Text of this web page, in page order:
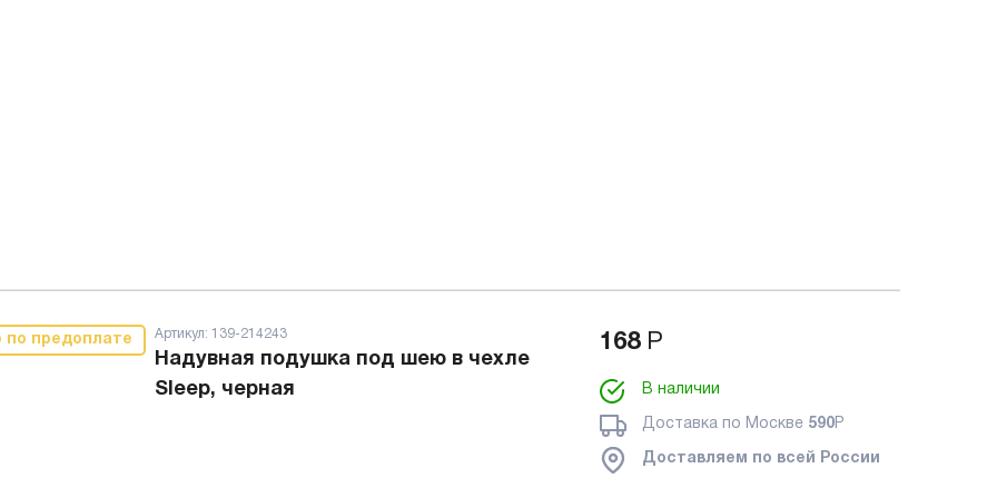
по предоплате Артикул: 139-214243
Надувная подушка под шею в чехле
Sleep, черная
168 Р
В наличии
Доставка по Москве 590Р
Доставляем по всей России